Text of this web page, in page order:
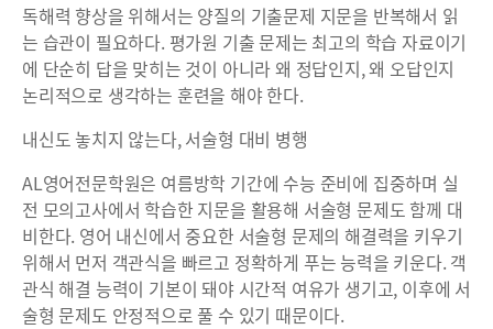
독해력 향상을 위해서는 양질의 기출문제 지문을 반복해서 읽
는 습관이 필요하다. 평가원 기출 문제는 최고의 학습 자료이기
에 단순히 답을 맞히는 것이 아니라 왜 정답인지, 왜 오답인지
논리적으로 생각하는 훈련을 해야 한다.
내신도 놓치지 않는다, 서술형 대비 병행
AL영어전문학원은 여름방학 기간에 수능 준비에 집중하며 실
전 모의고사에서 학습한 지문을 활용해 서술형 문제도 함께 대
비한다. 영어 내신에서 중요한 서술형 문제의 해결력을 키우기
위해서 먼저 객관식을 빠르고 정확하게 푸는 능력을 키운다. 객
관식 해결 능력이 기본이 돼야 시간적 여유가 생기고, 이후에 서
술형 문제도 안정적으로 풀 수 있기 때문이다.